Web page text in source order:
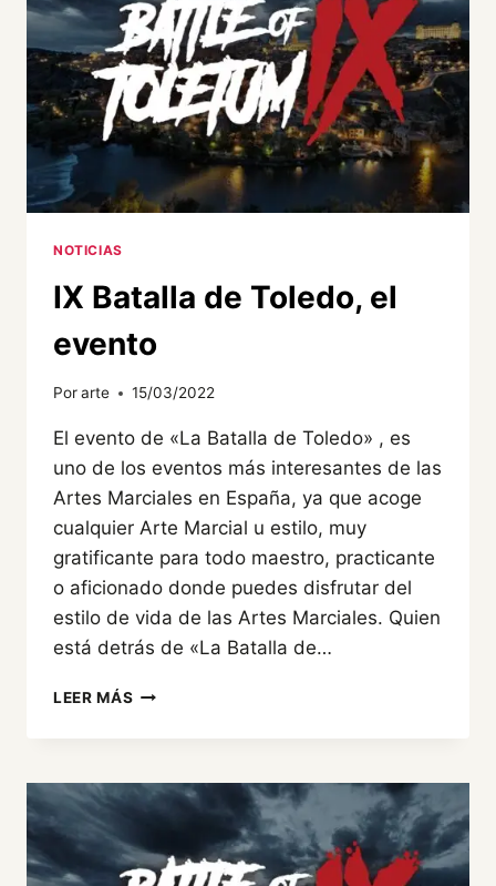
NOTICIAS
IX Batalla de Toledo, el
evento
Porarte 15/03/2022
El evento de «La Batalla de Toledo» , es
uno de los eventos más interesantes de las
Artes Marciales en España, ya que acoge
cualquier Arte Marcial u estilo, muy
gratificante para todo maestro, practicante
o aficionado donde puedes disfrutar del
estilo de vida de las Artes Marciales. Quien
está detrás de «La Batalla de…
LEER MÁS IX
EL
EVENTO